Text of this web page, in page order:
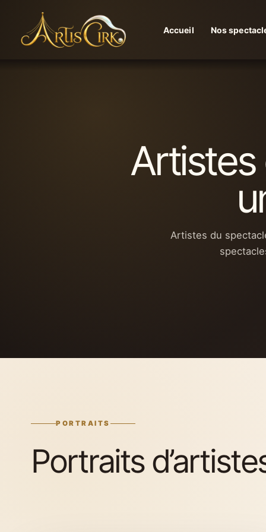
contenu
Accueil Nos
Artistes du
PORTRAITS
Portraits